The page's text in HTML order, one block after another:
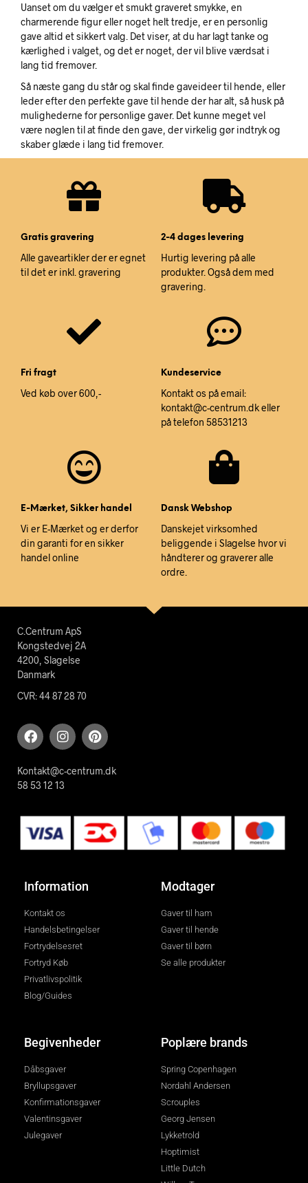
Uanset om du vælger et smukt graveret smykke, en
charmerende figur eller noget helt tredje, er en personlig
gave altid et sikkert valg. Det viser, at du har lagt tanke og
kærlighed i valget, og det er noget, der vil blive værdsat i
lang tid fremover.
Så næste gang du står og skal finde gaveideer til hende, eller
leder efter den perfekte gave til hende der har alt, så husk på
mulighederne for personlige gaver. Det kunne meget vel
være nøglen til at finde den gave, der virkelig gør indtryk og
skaber glæde i lang tid fremover.
Gratis gravering
Alle gaveartikler der er egnet
til det er inkl. gravering
2-4 dages levering
Hurtig levering på alle
produkter. Også dem med
gravering.
Fri fragt
Ved køb over 600,-
Kundeservice
Kontakt os på email:
kontakt@c-centrum.dk eller
på telefon 58531213
E-Mærket, Sikker handel
Vi er E-Mærket og er derfor
din garanti for en sikker
handel online
Dansk Webshop
Danskejet virksomhed
beliggende i Slagelse hvor vi
håndterer og graverer alle
ordre.
C.Centrum ApS
Kongstedvej 2A
4200, Slagelse
Danmark
CVR: 44 87 28 70
Kontakt@c-centrum.dk
58 53 12 13
Information
Kontakt os
Handelsbetingelser
Fortrydelsesret
Fortryd Køb
Privatlivspolitik
Blog/Guides
Modtager
Gaver til ham
Gaver til hende
Gaver til børn
Se alle produkter
Begivenheder
Dåbsgaver
Bryllupsgaver
Konfirmationsgaver
Valentinsgaver
Julegaver
Poplære brands
Spring Copenhagen
Nordahl Andersen
Scrouples
Georg Jensen
Lykketrold
Hoptimist
Little Dutch